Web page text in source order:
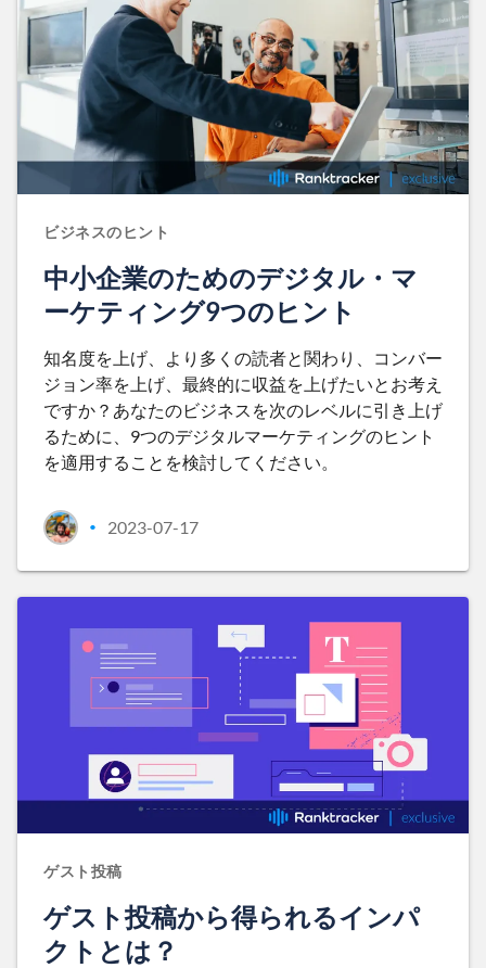
ビジネスのヒント
中小企業のためのデジタル・マ
ーケティング9つのヒント
知名度を上げ、より多くの読者と関わり、コンバー
ジョン率を上げ、最終的に収益を上げたいとお考え
ですか？あなたのビジネスを次のレベルに引き上げ
るために、9つのデジタルマーケティングのヒント
を適用することを検討してください。
• 2023-07-17
ゲスト投稿
ゲスト投稿から得られるインパ
クトとは？